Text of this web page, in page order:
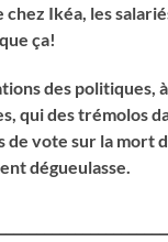
Ikéa, les
ça!
des politiques,
qui des trémolos
vote sur la mort
dégueulasse.